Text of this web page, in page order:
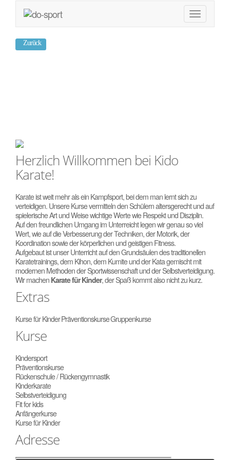
Zurück
Herzlich Willkommen bei Kido
Karate!
Karate ist weit mehr als ein Kampfsport, bei dem man lernt sich zu
verteidigen. Unsere Kurse vermitteln den Schülern altersgerecht und auf
spielerische Art und Weise wichtige Werte wie Respekt und Disziplin.
Auf den freundlichen Umgang im Unterreicht legen wir genau so viel
Wert, wie auf die Verbesserung der Techniken, der Motorik, der
Koordination sowie der körperlichen und geistigen Fitness.
Aufgebaut ist unser Unterricht auf den Grundsäulen des traditionellen
Karatetrainings, dem Kihon, dem Kumite und der Kata gemischt mit
modernen Methoden der Sportwissenschaft und der Selbstverteidigung.
Wir machen Karate für Kinder, der Spaß kommt also nicht zu kurz.
Extras
Kurse für KinderPräventionskurseGruppenkurse
Kurse
Kindersport
Präventionskurse
Rückenschule / Rückengymnastik
Kinderkarate
Selbstverteidigung
Fit for kids
Anfängerkurse
Kurse für Kinder
Adresse